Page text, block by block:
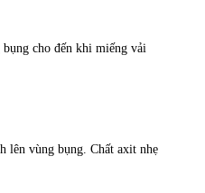
cho đến khi miếng vải
lên vùng bụng. Chất axit nhẹ